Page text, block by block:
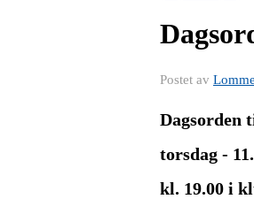
Postet av
Dagsorden
torsdag -
kl. 19.00 i